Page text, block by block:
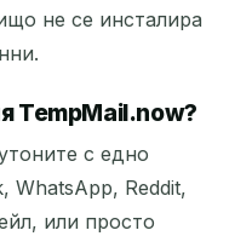
не се инсталира
TempMail.now?
с едно
WhatsApp, Reddit,
или просто